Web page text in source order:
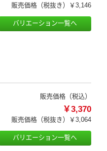
販売価格（税抜き） ￥3,146
バリエーション一覧へ
販売価格（税込）
￥3,370
販売価格（税抜き） ￥3,064
バリエーション一覧へ